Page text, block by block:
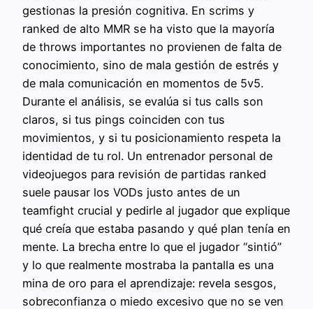
gestionas la presión cognitiva. En scrims y
ranked de alto MMR se ha visto que la mayoría
de throws importantes no provienen de falta de
conocimiento, sino de mala gestión de estrés y
de mala comunicación en momentos de 5v5.
Durante el análisis, se evalúa si tus calls son
claros, si tus pings coinciden con tus
movimientos, y si tu posicionamiento respeta la
identidad de tu rol. Un entrenador personal de
videojuegos para revisión de partidas ranked
suele pausar los VODs justo antes de un
teamfight crucial y pedirle al jugador que explique
qué creía que estaba pasando y qué plan tenía en
mente. La brecha entre lo que el jugador “sintió”
y lo que realmente mostraba la pantalla es una
mina de oro para el aprendizaje: revela sesgos,
sobreconfianza o miedo excesivo que no se ven